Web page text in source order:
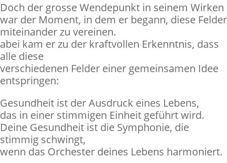
Doch der grosse Wendepunkt in seinem Wirken
war der Moment, in dem er begann, diese Felder
miteinander zu vereinen.
abei kam er zu der kraftvollen Erkenntnis, dass
alle diese
verschiedenen Felder einer gemeinsamen Idee
entspringen:
Gesundheit ist der Ausdruck eines Lebens,
das in einer stimmigen Einheit geführt wird.
Deine Gesundheit ist die Symphonie, die
stimmig schwingt,
wenn das Orchester deines Lebens harmoniert.